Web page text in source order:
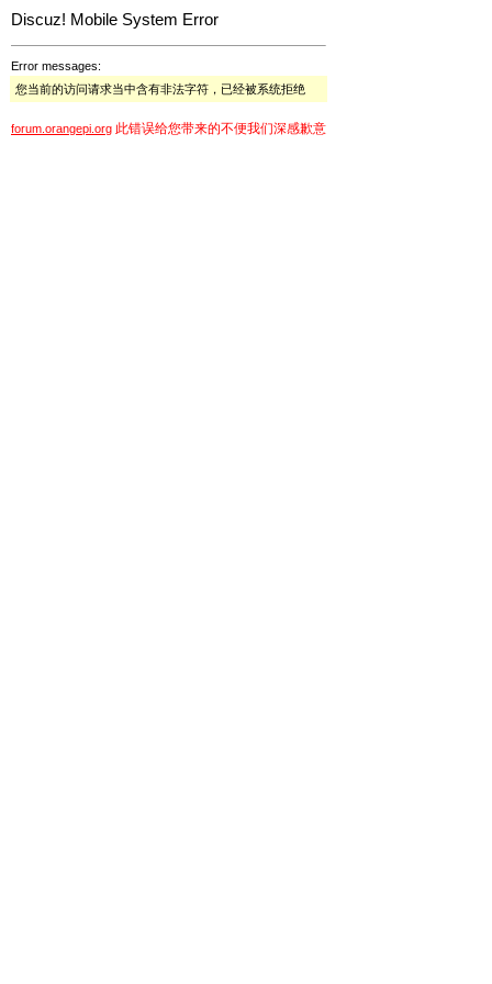
Discuz! Mobile System Error
Error messages:
您当前的访问请求当中含有非法字符，已经被系统拒绝
forum.orangepi.org 此错误给您带来的不便我们深感歉意